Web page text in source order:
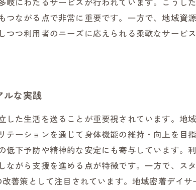
ながる点で非常に重要です。一方で、地域資
つ利用者のニーズに応えられる柔軟なサービ
ルな実践
た生活を送ることが重要視されています。地
ーションを通じて身体機能の維持・向上を目
下予防や精神的な安定にも寄与しています。
がら支援を進める点が特徴です。一方で、ス
善策として注目されています。地域密着デイ